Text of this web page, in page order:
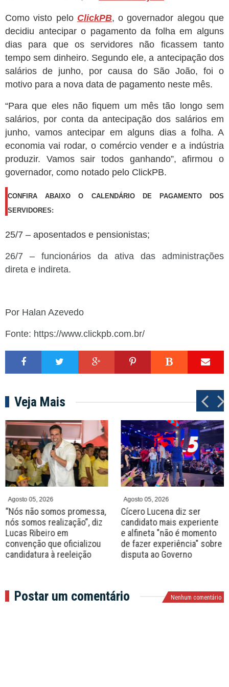
Como visto pelo ClickPB, o governador alegou que
decidiu antecipar o pagamento da folha em alguns
dias para que os servidores não ficassem tanto
tempo sem dinheiro. Segundo ele, a antecipação dos
salários de junho, por causa do São João, foi o
motivo para a nova data de pagamento neste mês.
“Para que eles não fiquem um mês tão longo sem
salários, por conta da antecipação dos salários em
junho, vamos antecipar em alguns dias a folha. A
economia vai rodar, o comércio vender e a indústria
produzir. Vamos sair todos ganhando”, afirmou o
governador, como notado pelo ClickPB.
CONFIRA ABAIXO O CALENDÁRIO DE PAGAMENTO DOS
SERVIDORES:
25/7 – aposentados e pensionistas;
26/7 – funcionários da ativa das administrações
direta e indireta.
Por Halan Azevedo
Fonte: https://www.clickpb.com.br/
Veja Mais
Agosto 05, 2026
“Nós não somos promessa,
nós somos realização”, diz
Lucas Ribeiro em
convenção que oficializou
candidatura à reeleição
Agosto 05, 2026
Cícero Lucena diz ser
candidato mais experiente
e alfineta "não é momento
de fazer experiência" sobre
disputa ao Governo
P
r
e
v
N
e
x
t
Postar um comentário Nenhum comentário